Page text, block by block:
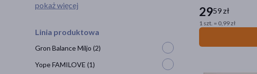
2959 zł
1 szt. = 0,99 zł
pokaż więcej
Linia produktowa
Gron Balance Miljo (2)
Yope FAMILOVE (1)